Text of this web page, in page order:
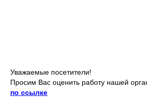
Уважаемые посетители!
Просим Вас оценить работу нашей
по ссылке